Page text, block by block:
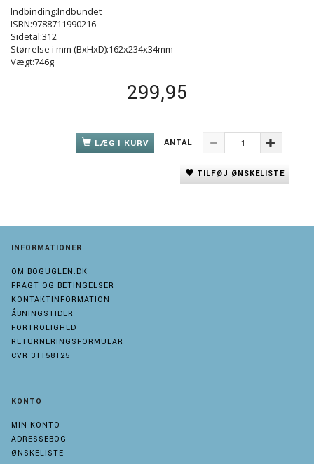
Indbinding:Indbundet
ISBN:9788711990216
Sidetal:312
Størrelse i mm (BxHxD):162x234x34mm
Vægt:746g
299,95
LÆG I KURV ANTAL
TILFØJ ØNSKELISTE
INFORMATIONER
OM BOGUGLEN.DK
FRAGT OG BETINGELSER
KONTAKTINFORMATION
ÅBNINGSTIDER
FORTROLIGHED
RETURNERINGSFORMULAR
CVR 31158125
KONTO
MIN KONTO
ADRESSEBOG
ØNSKELISTE